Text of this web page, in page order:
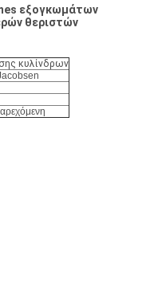
εξογκωμάτων
θεριστών
κυλίνδρων